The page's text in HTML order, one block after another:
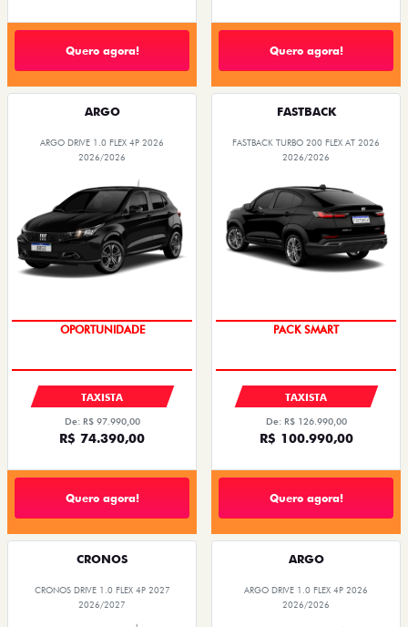
Quero agora! Quero agora!
ARGO
ARGO DRIVE 1.0 FLEX 4P 2026
2026/2026
OPORTUNIDADE
TAXISTA
De: R$ 97.990,00
R$ 74.390,00
Quero agora!
FASTBACK
FASTBACK TURBO 200 FLEX AT 2026
2026/2026
PACK SMART
TAXISTA
De: R$ 126.990,00
R$ 100.990,00
Quero agora!
CRONOS
CRONOS DRIVE 1.0 FLEX 4P 2027
2026/2027
ARGO
ARGO DRIVE 1.0 FLEX 4P 2026
2026/2026